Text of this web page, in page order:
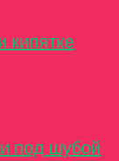
кипятке
под шубой